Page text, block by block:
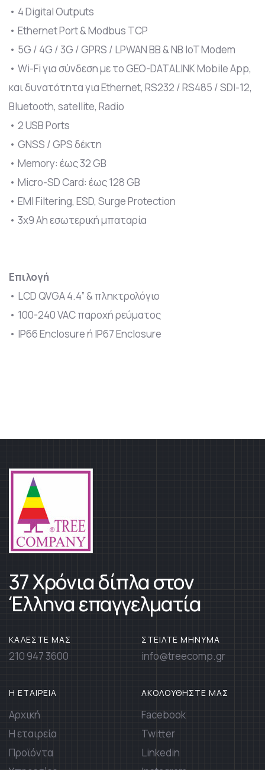
• 4 Digital Outputs
• Ethernet Port & Modbus TCP
• 5G / 4G / 3G / GPRS / LPWAN BB & NB IoT Modem
• Wi-Fi για σύνδεση με το GEO-DATALINK Mobile App,
και δυνατότητα για Ethernet, RS232 / RS485 / SDI-12,
Bluetooth, satellite, Radio
• 2 USB Ports
• GNSS / GPS δέκτη
• Memory: έως 32 GB
• Micro-SD Card: έως 128 GB
• EMI Filtering, ESD, Surge Protection
• 3x9 Ah εσωτερική μπαταρία
Επιλογή
• LCD QVGA 4.4” & πληκτρολόγιο
• 100-240 VAC παροχή ρεύματος
• IP66 Enclosure ή IP67 Enclosure
37 Χρόνια δίπλα στον
Έλληνα επαγγελματία
ΚΑΛΕΣΤΕ ΜΑΣ
210 947 3600
ΣΤΕΙΛΤΕ ΜΗΝΥΜΑ
info@treecomp.gr
Η ΕΤΑΙΡΕΙΑ
Αρχική
Η εταιρεία
Προϊόντα
ΑΚΟΛΟΥΘΗΣΤΕ ΜΑΣ
Facebook
Twitter
Linkedin